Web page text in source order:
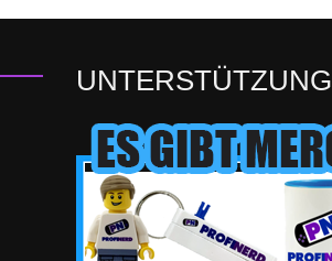
UNTERSTÜTZUNG